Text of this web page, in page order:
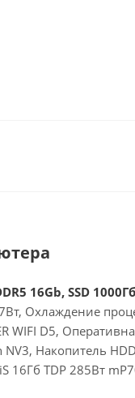
16Gb, SSD
Охлаждение
WIFI D5,
Накопитель
16Гб TDP 285Вт